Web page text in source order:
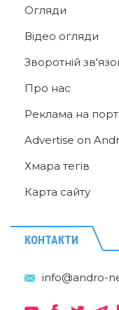
Огляди
Відео огляди
Зворотній
Про нас
Реклама на
Advertise on
Хмара тегів
Карта сайту
КОНТАКТИ